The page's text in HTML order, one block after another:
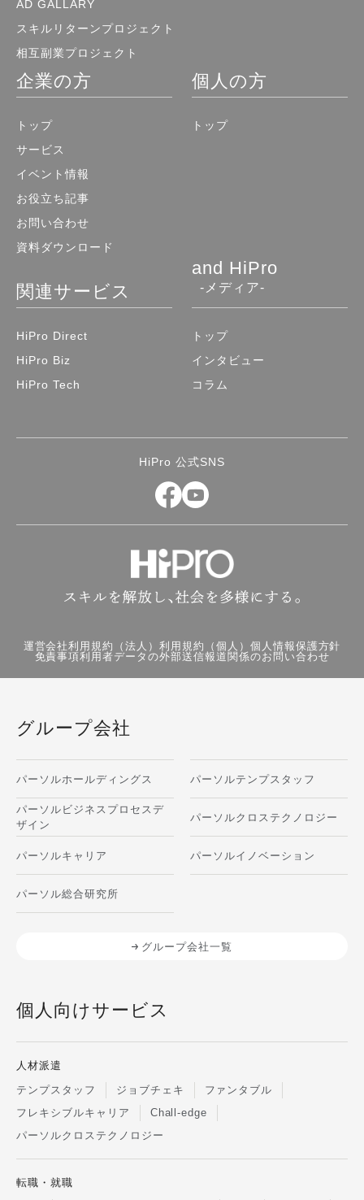
HiPro 公式SNS
AD GALLARY
スキルリターンプロジェクト
相互副業プロジェクト
企業の方
トップ
サービス
イベント情報
お役立ち記事
お問い合わせ
資料ダウンロード
個人の方
トップ
関連サービス
HiPro Direct
HiPro Biz
HiPro Tech
and HiPro
-メディア-
トップ
インタビュー
コラム
運営会社利用規約（法人）利用規約（個人） 個人情報保護方針
免責事項利用者データの外部送信報道関係のお問い合わせ
グループ会社
パーソルホールディングス パーソルテンプスタッフ
パーソルビジネスプロセスデ
ザイン
パーソルクロステクノロジー
パーソルキャリア パーソルイノベーション
パーソル総合研究所
グループ会社一覧
個人向けサービス
人材派遣
テンプスタッフ
ジョブチェキ
ファンタブル
フレキシブルキャリア
Chall-edge
パーソルクロステクノロジー
転職・就職